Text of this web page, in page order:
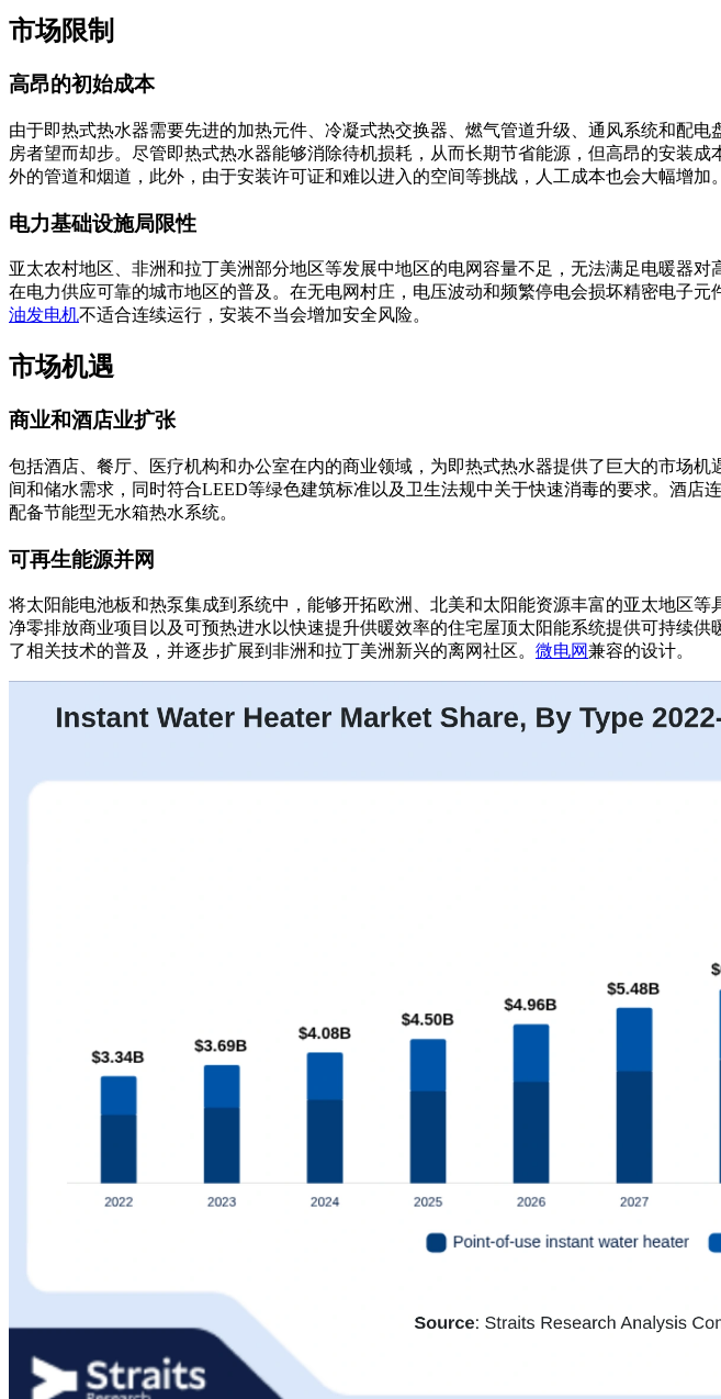
市场限制
高昂的初始成本
由于即热式热水器需要先进的加热元件、冷凝式热交换器、燃气管道升级、通风系统和配
房者望而却步。尽管即热式热水器能够消除待机损耗，从而长期节省能源，但高昂的安装
外的管道和烟道，此外，由于安装许可证和难以进入的空间等挑战，人工成本也会大幅增加。
电力基础设施局限性
亚太农村地区、非洲和拉丁美洲部分地区等发展中地区的电网容量不足，无法满足电暖器
在电力供应可靠的城市地区的普及。在无电网村庄，电压波动和频繁停电会损坏精密电子
油发电机不适合连续运行，安装不当会增加安全风险。
市场机遇
商业和酒店业扩张
包括酒店、餐厅、医疗机构和办公室在内的商业领域，为即热式热水器提供了巨大的市场
间和储水需求，同时符合LEED等绿色建筑标准以及卫生法规中关于快速消毒的要求。酒
配备节能型无水箱热水系统。
可再生能源并网
将太阳能电池板和热泵集成到系统中，能够开拓欧洲、北美和太阳能资源丰富的亚太地区
净零排放商业项目以及可预热进水以快速提升供暖效率的住宅屋顶太阳能系统提供可持续
了相关技术的普及，并逐步扩展到非洲和拉丁美洲新兴的离网社区。 微电网兼容的设计。